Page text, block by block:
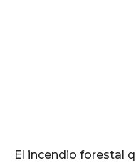
El incendio forestal